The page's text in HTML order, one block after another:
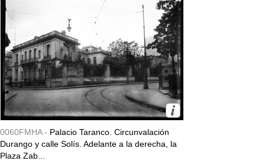
0060FMHA - Palacio Taranco. Circunvalación
Durango y calle Solís. Adelante a la derecha, la
Plaza Zab...